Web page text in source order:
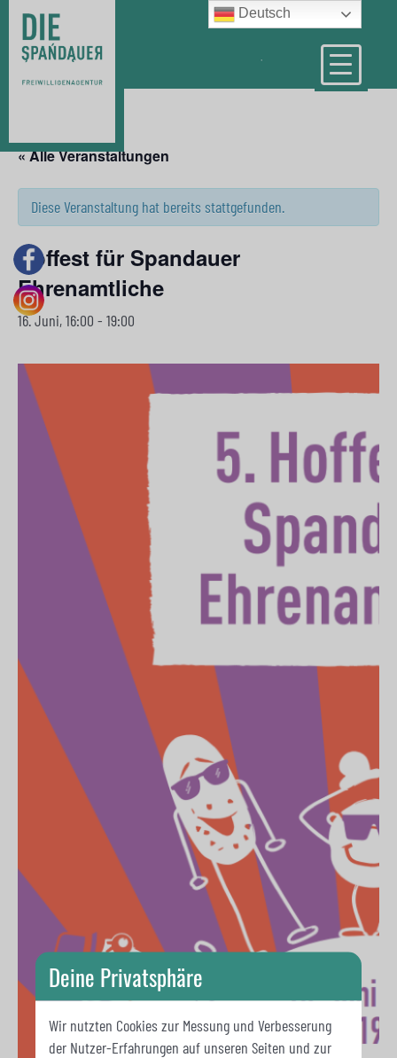
« Alle Veranstaltungen
Diese Veranstaltung hat bereits stattgefunden.
Hoffest für Spandauer
Ehrenamtliche
16. Juni, 16:00 - 19:00
Deine Privatsphäre
Wir nutzten Cookies zur Messung und Verbesserung
der Nutzer-Erfahrungen auf unseren Seiten und zur
Deutsch